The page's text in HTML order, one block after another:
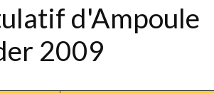
d'Ampoule
2009